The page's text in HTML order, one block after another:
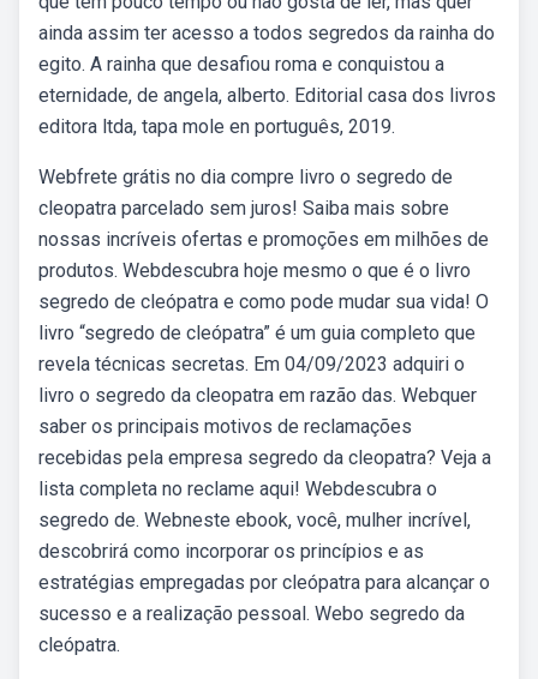
ainda assim ter acesso a todos segredos da rainha do
egito. A rainha que desafiou roma e conquistou a
eternidade, de angela, alberto. Editorial casa dos livros
editora ltda, tapa mole en português, 2019.
Webfrete grátis no dia compre livro o segredo de
cleopatra parcelado sem juros! Saiba mais sobre
nossas incríveis ofertas e promoções em milhões de
produtos. Webdescubra hoje mesmo o que é o livro
segredo de cleópatra e como pode mudar sua vida! O
livro “segredo de cleópatra” é um guia completo que
revela técnicas secretas. Em 04/09/2023 adquiri o
livro o segredo da cleopatra em razão das. Webquer
saber os principais motivos de reclamações
recebidas pela empresa segredo da cleopatra? Veja a
lista completa no reclame aqui! Webdescubra o
segredo de. Webneste ebook, você, mulher incrível,
descobrirá como incorporar os princípios e as
estratégias empregadas por cleópatra para alcançar o
sucesso e a realização pessoal. Webo segredo da
cleópatra.